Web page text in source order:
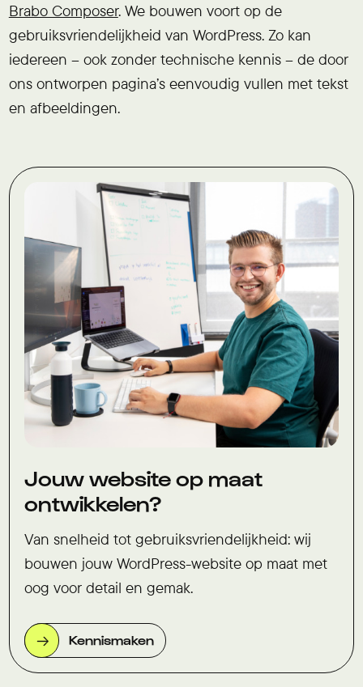
Brabo Composer. We bouwen voort op de
gebruiksvriendelijkheid van WordPress. Zo kan
iedereen – ook zonder technische kennis – de door
ons ontworpen pagina’s eenvoudig vullen met tekst
en afbeeldingen.
Jouw website op maat
ontwikkelen?
Van snelheid tot gebruiksvriendelijkheid: wij
bouwen jouw WordPress-website op maat met
oog voor detail en gemak.
Kennismaken